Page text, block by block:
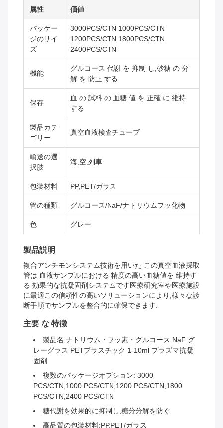
属性 価値
パッケー
ジのサイ
ズ
3000PCS/CTN 1000PCS/CTN
1200PCS/CTN 1800PCS/CTN
2400PCS/CTN
機能
グルコース 代謝 を 抑制 し,砂糖 の 分
解 を 防止 する
保存
血 の 試料 の 血糖 値 を 正確 に 維持
する
製品カテ
ゴリー
真空血液検査チューブ
輸送の選
択肢
海,空,列車
包装材料 PP,PET/ガラス
管の種類 グルコース/NaF/ナトリウムフッ化物
色 グレー
製品説明
複合アンチモンシステム技術を用いた この真空血液採取
管は 血液サンプルにおける 精度の高い血糖値を 維持す
る 効果的な抗凝固剤システムです医療研究室や医療施設
に最適この信頼性の高いソリューションにより,様々な診
断手順でサンプルを整合的に確保できます.
主要 な 特徴
製品名:ナトリウム・フッ素・グルコース NaF グ
レーグラス PETプラスチック 1-10ml プラズマ抗凝
固剤
複数のパッケージオプション: 3000
PCS/CTN,1000 PCS/CTN,1200 PCS/CTN,1800
PCS/CTN,2400 PCS/CTN
糖代謝を効果的に抑制し,糖分分解を防ぐ
高品質の包装材料:PP,PET/ガラス